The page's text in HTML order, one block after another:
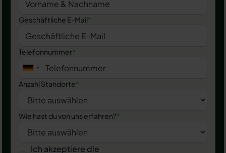
Geschäftliche E-Mail*
Telefonnummer*
Anzahl Standorte*
Wie hast du von uns erfahren?*
Ich akzeptiere die